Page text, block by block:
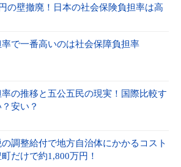
の壁撤廃！日本の社会保険負担率は高
率で一番高いのは社会保障負担率
の推移と五公五民の現実！国際比較す
安い？
調整給付で地方自治体にかかるコスト
だけで約1,800万円！